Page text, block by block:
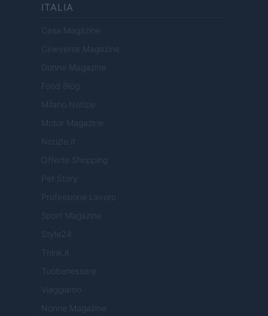
ITALIA
Casa Magazine
Cineverse Magazine
Donne Magazine
Food Blog
Milano Notizie
Motor Magazine
Notizie.it
Offerte Shopping
Pet Story
Professione Lavoro
Sport Magazine
Style24
Think.it
Tuobenessere
Viaggiamo
Nonne Magazine